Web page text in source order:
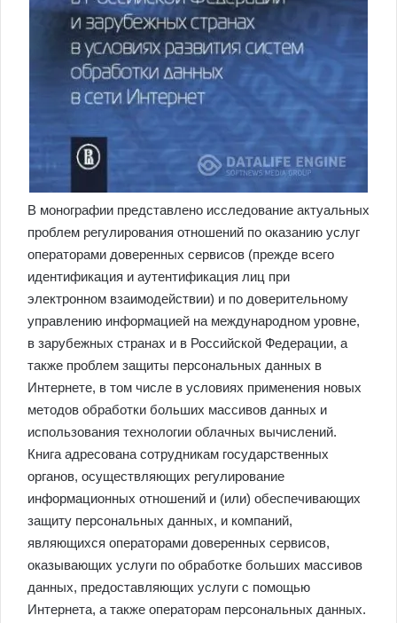
В монографии представлено исследование актуальных
проблем регулирования отношений по оказанию услуг
операторами доверенных сервисов (прежде всего
идентификация и аутентификация лиц при
электронном взаимодействии) и по доверительному
управлению информацией на международном уровне,
в зарубежных странах и в Российской Федерации, а
также проблем защиты персональных данных в
Интернете, в том числе в условиях применения новых
методов обработки больших массивов данных и
использования технологии облачных вычислений.
Книга адресована сотрудникам государственных
органов, осуществляющих регулирование
информационных отношений и (или) обеспечивающих
защиту персональных данных, и компаний,
являющихся операторами доверенных сервисов,
оказывающих услуги по обработке больших массивов
данных, предоставляющих услуги с помощью
Интернета, а также операторам персональных данных.